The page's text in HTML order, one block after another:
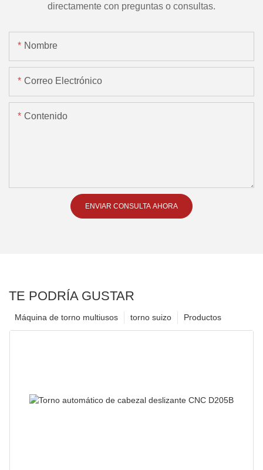
directamente con preguntas o consultas.
Nombre
Correo Electrónico
Contenido
ENVIAR CONSULTA AHORA
TE PODRÍA GUSTAR
Productos
torno suizo
Máquina de torno multiusos